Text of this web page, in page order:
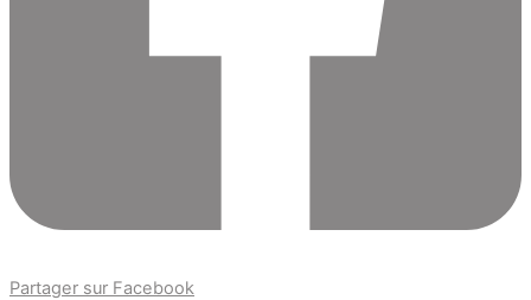
Partager sur Facebook